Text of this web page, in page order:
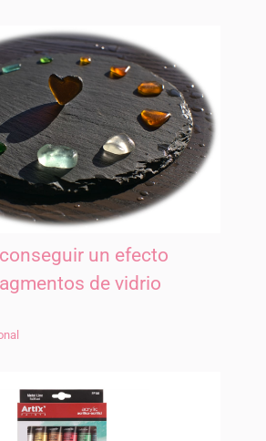
un efecto
de vidrio